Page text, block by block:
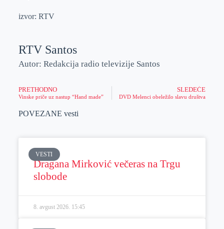
izvor: RTV
RTV Santos
Autor: Redakcija radio televizije Santos
PRETHODNO
Vinske priče uz nastup “Hand made”
SLEDEĆE
DVD Melenci obeležilo slavu društva
POVEZANE vesti
VESTI
Dragana Mirković večeras na Trgu
slobode
8. avgust 2026. 15:45